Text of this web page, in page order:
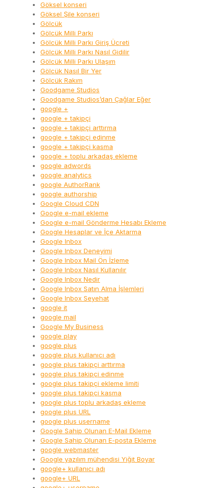
Göksel konseri
Göksel Şile konseri
Gölcük
Gölcük Milli Parkı
Gölcük Milli Parkı Giriş Ücreti
Gölcük Milli Parkı Nasıl Gidilir
Gölcük Milli Parkı Ulaşım
Gölcük Nasıl Bir Yer
Gölcük Rakım
Goodgame Studios
Goodgame Studios’dan Çağlar Eğer
google +
google + takipçi
google + takipçi arttırma
google + takipçi edinme
google + takipçi kasma
google + toplu arkadaş ekleme
google adwords
google analytics
google AuthorRank
google authorship
Google Cloud CDN
Google e-mail ekleme
Google e-mail Gönderme Hesabı Ekleme
Google Hesaplar ve İçe Aktarma
Google Inbox
Google Inbox Deneyimi
Google Inbox Mail Ön İzleme
Google Inbox Nasıl Kullanılır
Google Inbox Nedir
Google Inbox Satın Alma İşlemleri
Google Inbox Seyehat
google it
google mail
Google My Business
google play
google plus
google plus kullanıcı adı
google plus takipçi arttırma
google plus takipçi edinme
google plus takipçi ekleme limiti
google plus takipçi kasma
google plus toplu arkadaş ekleme
google plus URL
google plus username
Google Sahip Olunan E-Mail Ekleme
Google Sahip Olunan E-posta Ekleme
google webmaster
Google yazılım mühendisi Yiğit Boyar
google+ kullanıcı adı
google+ URL